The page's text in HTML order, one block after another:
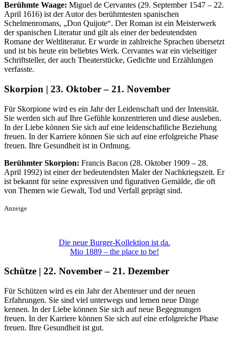
Berühmte Waage: Miguel de Cervantes (29. September 1547 – 22.
April 1616) ist der Autor des berühmtesten spanischen
Schelmenromans, „Don Quijote“. Der Roman ist ein Meisterwerk
der spanischen Literatur und gilt als einer der bedeutendsten
Romane der Weltliteratur. Er wurde in zahlreiche Sprachen übersetzt
und ist bis heute ein beliebtes Werk. Cervantes war ein vielseitiger
Schriftsteller, der auch Theaterstücke, Gedichte und Erzählungen
verfasste.
Skorpion | 23. Oktober – 21. November
Für Skorpione wird es ein Jahr der Leidenschaft und der Intensität.
Sie werden sich auf Ihre Gefühle konzentrieren und diese ausleben.
In der Liebe können Sie sich auf eine leidenschaftliche Beziehung
freuen. In der Karriere können Sie sich auf eine erfolgreiche Phase
freuen. Ihre Gesundheit ist in Ordnung.
Berühmter Skorpion: Francis Bacon (28. Oktober 1909 – 28.
April 1992) ist einer der bedeutendsten Maler der Nachkriegszeit. Er
ist bekannt für seine expressiven und figurativen Gemälde, die oft
von Themen wie Gewalt, Tod und Verfall geprägt sind.
Anzeige
Die neue Burger-Kollektion ist da.
Mio 1889 – the place to be!
Schütze | 22. November – 21. Dezember
Für Schützen wird es ein Jahr der Abenteuer und der neuen
Erfahrungen. Sie sind viel unterwegs und lernen neue Dinge
kennen. In der Liebe können Sie sich auf neue Begegnungen
freuen. In der Karriere können Sie sich auf eine erfolgreiche Phase
freuen. Ihre Gesundheit ist gut.